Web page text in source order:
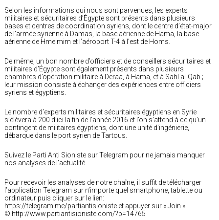
Selon les informations qui nous sont parvenues, les experts
militaires et sécuritaires d’Égypte sont présents dans plusieurs
bases et centres de coordination syriens, dont le centre d’état-major
de l’armée syrienne à Damas, la base aérienne de Hama, la base
aérienne de Hmeimim et l’aéroport T-4 à l’est de Homs.
De même, un bon nombre d’officiers et de conseillers sécuritaires et
militaires d’Égypte sont également présents dans plusieurs
chambres d’opération militaire à Deraa, à Hama, et à Sahl al-Qab ;
leur mission consiste à échanger des expériences entre officiers
syriens et égyptiens.
Le nombre d’experts militaires et sécuritaires égyptiens en Syrie
s’élèvera à 200 d’ici la fin de l’année 2016 et l’on s’attend à ce qu’un
contingent de militaires égyptiens, dont une unité d’ingénierie,
débarque dans le port syrien de Tartous.
Suivez le Parti Anti Sioniste sur Telegram pour ne jamais manquer
nos analyses de l’actualité.
Pour recevoir les analyses de notre chaîne, il suffit de télécharger
l’application Telegram sur n’importe quel smartphone, tablette ou
ordinateur puis cliquer sur le lien:
https://telegram.me/partiantisioniste et appuyer sur « Join ».
© http://www.partiantisioniste.com/?p=14765